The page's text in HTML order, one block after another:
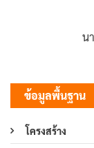
น
ข้อมูลพื้นฐาน
โครงสร้าง